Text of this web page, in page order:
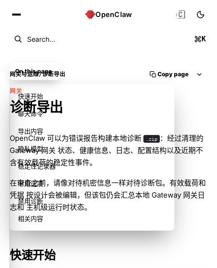
OpenClaw
Search... K
🇨🇳
网关与运维/诊断导出 Copy page
网关
诊断导出
OpenClaw 可以为错误报告构建本地诊断 .zip ：经过清理的
Gateway 网关 状态、健康信息、日志、配置结构以及近期不
含有效载荷的稳定性事件。
在审查之前，请像对待机密信息一样对待诊断包。有效载荷和
凭据 按设计会被编辑，但该包仍会汇总本地 Gateway 网关日
志和 主机级运行时状态。
快速开始
On this page
快速开始
聊天命令
导出内容
隐私模型
稳定性记录器
常用选项
禁用诊断
相关内容